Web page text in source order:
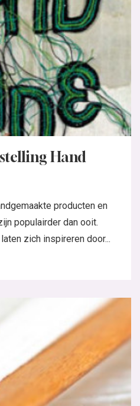
Hand
producten en
populairder dan ooit.
zich inspireren door...